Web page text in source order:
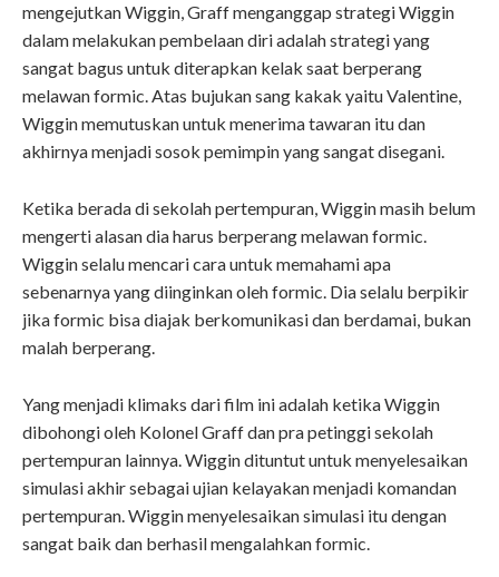
mengejutkan Wiggin, Graff menganggap strategi Wiggin
dalam melakukan pembelaan diri adalah strategi yang
sangat bagus untuk diterapkan kelak saat berperang
melawan formic. Atas bujukan sang kakak yaitu Valentine,
Wiggin memutuskan untuk menerima tawaran itu dan
akhirnya menjadi sosok pemimpin yang sangat disegani.
Ketika berada di sekolah pertempuran, Wiggin masih belum
mengerti alasan dia harus berperang melawan formic.
Wiggin selalu mencari cara untuk memahami apa
sebenarnya yang diinginkan oleh formic. Dia selalu berpikir
jika formic bisa diajak berkomunikasi dan berdamai, bukan
malah berperang.
Yang menjadi klimaks dari film ini adalah ketika Wiggin
dibohongi oleh Kolonel Graff dan pra petinggi sekolah
pertempuran lainnya. Wiggin dituntut untuk menyelesaikan
simulasi akhir sebagai ujian kelayakan menjadi komandan
pertempuran. Wiggin menyelesaikan simulasi itu dengan
sangat baik dan berhasil mengalahkan formic.